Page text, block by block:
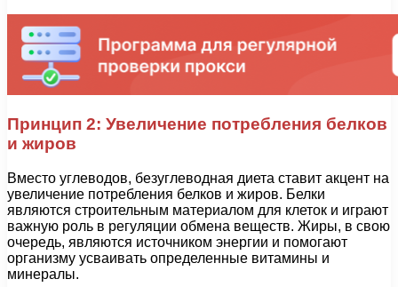
Принцип 2: Увеличение потребления белков
и жиров
Вместо углеводов, безуглеводная диета ставит акцент на
увеличение потребления белков и жиров. Белки
являются строительным материалом для клеток и играют
важную роль в регуляции обмена веществ. Жиры, в свою
очередь, являются источником энергии и помогают
организму усваивать определенные витамины и
минералы.